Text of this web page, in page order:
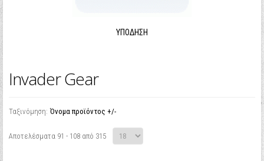
ΥΠΌΔΗΣΗ
Invader Gear
Ταξινόμηση: Όνομα προϊόντος +/-
Αποτελέσματα 91 - 108 από 315